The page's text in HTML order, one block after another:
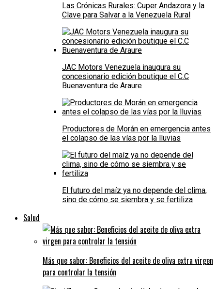
Las Crónicas Rurales: Cuper Andazora y la
Clave para Salvar a la Venezuela Rural
JAC Motors Venezuela inaugura su
concesionario edición boutique el C.C
Buenaventura de Araure
Productores de Morán en emergencia antes
el colapso de las vías por la lluvias
El futuro del maíz ya no depende del clima,
sino de cómo se siembra y se fertiliza
Salud
Más que sabor: Beneficios del aceite de oliva extra virgen
para controlar la tensión